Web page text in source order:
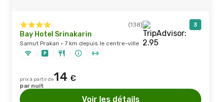
(138) 3
Bay Hotel Srinakarin
Samut Prakan · 7 km depuis le centre-ville
prix à partir de14 €
par nuit
Voir les détails